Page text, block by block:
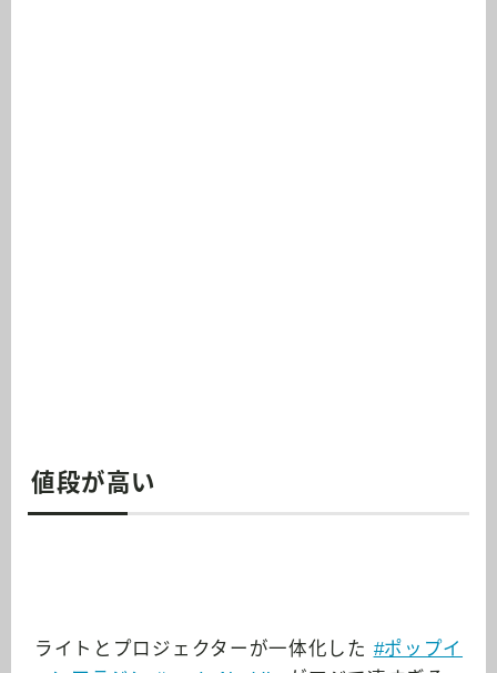
値段が高い
ライトとプロジェクターが一体化した #ポップイ